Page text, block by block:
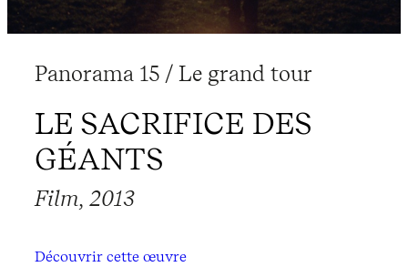
Panorama 15 / Le grand tour
LE SACRIFICE DES
GÉANTS
Film, 2013
Découvrir cette œuvre